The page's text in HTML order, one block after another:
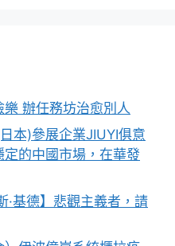
辦任務坊治愈別人
本)參展企業JIUYI俱意
的中國市場，在華發
·基德】悲觀主義者，請